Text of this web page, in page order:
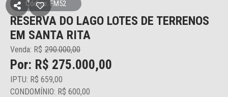
Código: FM52
RESERVA DO LAGO LOTES DE TERRENOS
EM SANTA RITA
Venda: R$ 290.000,00
Por: R$ 275.000,00
IPTU: R$ 659,00
CONDOMÍNIO: R$ 600,00